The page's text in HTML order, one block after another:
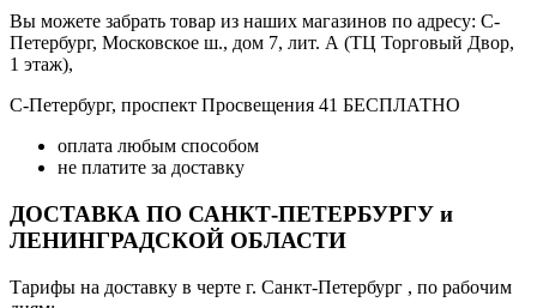
Вы можете забрать товар из наших магазинов по адресу: С-
Петербург, Московское ш., дом 7, лит. А (ТЦ Торговый Двор,
1 этаж),
С-Петербург, проспект Просвещения 41 БЕСПЛАТНО
оплата любым способом
не платите за доставку
ДОСТАВКА ПО САНКТ-ПЕТЕРБУРГУ и
ЛЕНИНГРАДСКОЙ ОБЛАСТИ
Тарифы на доставку в черте г. Санкт-Петербург , по рабочим